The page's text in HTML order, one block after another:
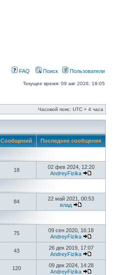
FAQ Поиск Пользователи
Текущее время: 09 авг 2026, 18:05
Часовой пояс: UTC + 4 часа
Сообщений Последнее сообщение
18
02 фев 2024, 12:20
AndreyFizika
84
22 май 2021, 00:53
влад
75
09 сен 2020, 16:18
AndreyFizika
43
26 дек 2019, 17:07
AndreyFizika
120
09 дек 2024, 14:28
AndreyFizika